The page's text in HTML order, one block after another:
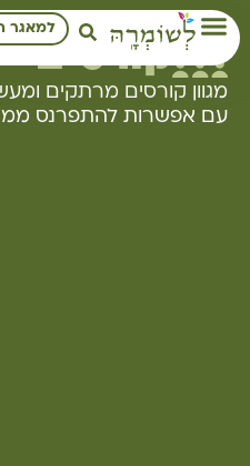
לתוכן
למאגרקורסים
מגוון קורסים מרתקים
עם אפשרות להתפרנס